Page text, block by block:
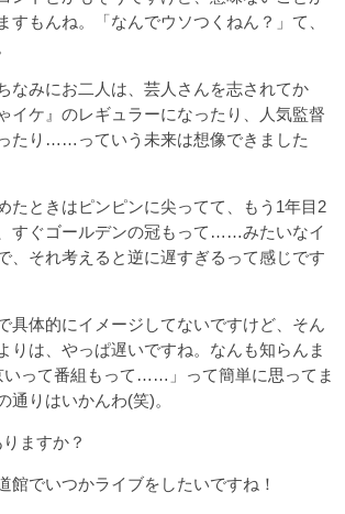
すもんね。「なんでウソつくねん？」て、
みにお二人は、芸人さんを志されてか
イケ』のレギュラーになったり、人気監督
たり……っていう未来は想像できました
たときはピンピンに尖ってて、もう1年目2
すぐゴールデンの冠もって……みたいなイ
、それ考えると逆に遅すぎるって感じです
具体的にイメージしてないですけど、そん
りは、やっぱ遅いですね。なんも知らんま
いって番組もって……」って簡単に思ってま
通りはいかんわ(笑)。
ますか？
でいつかライブをしたいですね！